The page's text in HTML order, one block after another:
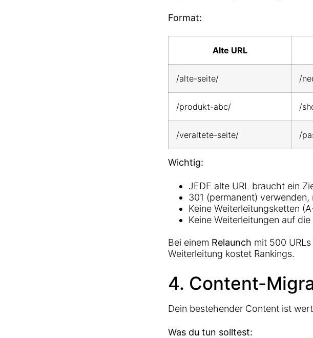
Format:
Alte URL
/alte-seite/ /
/produkt-abc/ /
/veraltete-seite/ /
Wichtig:
JEDE alte URL braucht ein
301 (permanent)
Keine Weiterleitungsketten
Keine Weiterleitungen auf
Bei einem Relaunch mit 500
Weiterleitung kostet Rankings.
4. Content-
Dein bestehender Content ist
Was du tun solltest: